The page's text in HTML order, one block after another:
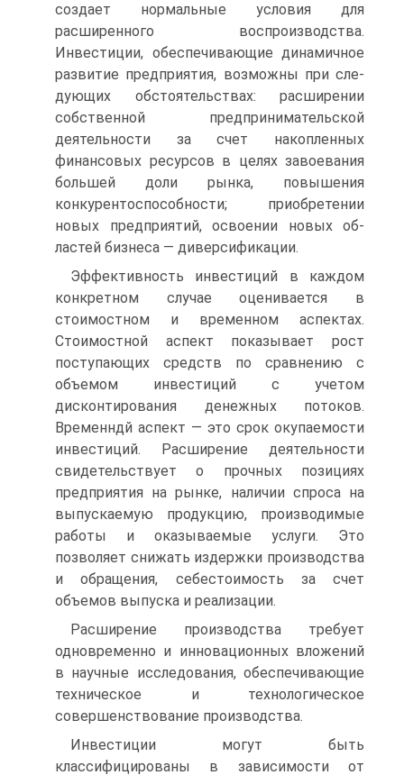
создает нормальные усло­вия для
расширенного воспроизводства.
Инвестиции, обеспечи­вающие динамичное
развитие предприятия, возможны при сле­
дующих обстоятельствах: расширении
собственной предпринима­тельской
деятельности за счет накопленных
финансовых ресурсов в целях завоевания
большей доли рынка, повышения
конкурентоспо­собности; приобретении
новых предприятий, освоении новых об­
ластей бизнеса — диверсификации.
Эффективность инвестиций в каждом
конкретном случае оце­нивается в
стоимостном и временном аспектах.
Стоимостной ас­пект показывает рост
поступающих средств по сравнению с
объе­мом инвестиций с учетом
дисконтирования денежных потоков.
Временндй аспект — это срок окупаемости
инвестиций. Расширение деятельности
свидетельствует о прочных позициях
предприятия на рынке, наличии спроса на
выпускаемую продукцию, производимые
работы и оказываемые услуги. Это
позволяет снижать издержки производства
и обращения, себестоимость за счет
объемов выпуска и реализации.
Расширение производства требует
одновременно и инновацион­ных вложений
в научные исследования, обеспечивающие
техниче­ское и технологическое
совершенствование производства.
Инвестиции могут быть
классифицированы в зависимости от